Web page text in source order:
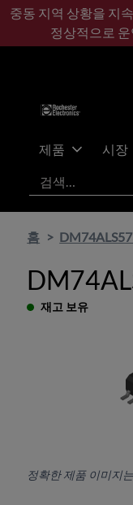
기
콘
바
글
중동 지역 상황을 지
정상적으로
제품 시장
검색
홈
재고 보유
정확한 제품 이미지